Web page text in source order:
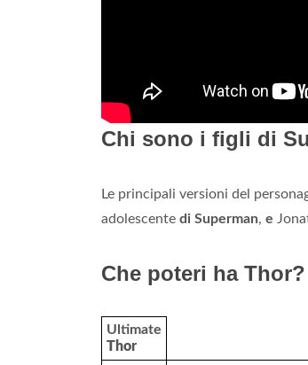
Chi sono i figli di
Le principali versioni del
adolescente di Superman, e
Che poteri ha Thor?
Ultimate
Thor